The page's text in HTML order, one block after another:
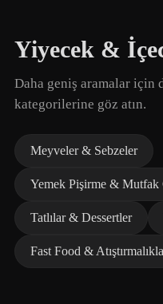
Yiyecek &
Daha geniş aramalar için
kategorilerine göz atın.
Meyveler & Sebzeler
Yemek Pişirme & Mutfak
Tatlılar & Dessertler
Fast Food &